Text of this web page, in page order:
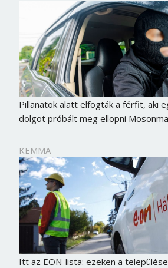
Pillanatok alatt elfogták a férfit, aki
dolgot próbált meg ellopni
KEMMA
Itt az EON-lista: ezeken a